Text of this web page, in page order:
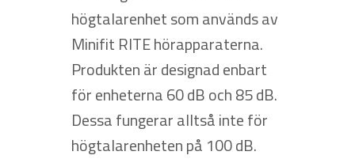
högtalarenhet som används av
Minifit RITE hörapparaterna.
Produkten är designad enbart
för enheterna 60 dB och 85 dB.
Dessa fungerar alltså inte för
högtalarenheten på 100 dB.